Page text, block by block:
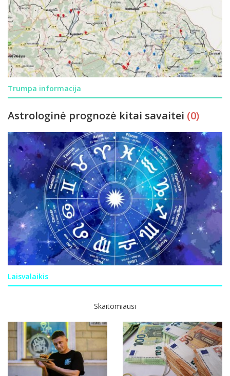
Trumpa informacija
Astrologinė prognozė kitai savaitei (0)
Laisvalaikis
Skaitomiausi